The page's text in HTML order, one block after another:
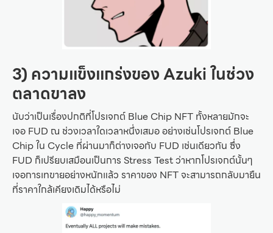
3) ความแข็งแกร่งของ Azuki ในช่วง
ตลาดขาลง
นับว่าเป็นเรื่องปกติที่โปรเจกต์ Blue Chip NFT ทั้งหลายมักจะ
เจอ FUD ณ ช่วงเวลาใดเวลาหนึ่งเสมอ อย่างเช่นโปรเจกต์ Blue
Chip ใน Cycle ที่ผ่านมาก็ต่างเจอกับ FUD เช่นเดียวกัน ซึ่ง
FUD ก็เปรียบเสมือนเป็นการ Stress Test ว่าหากโปรเจกต์นั้นๆ
เจอการเทขายอย่างหนักแล้ว ราคาของ NFT จะสามารถกลับมายืน
ที่ราคาใกล้เคียงเดิมได้หรือไม่